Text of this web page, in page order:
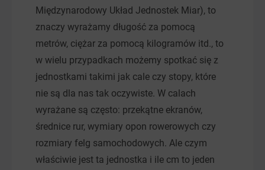
Międzynarodowy Układ Jednostek Miar), to
znaczy wyrażamy długość za pomocą
metrów, ciężar za pomocą kilogramów itd., to
w wielu przypadkach możemy spotkać się z
jednostkami takimi jak cale czy stopy, które
nie są dla nas tak oczywiste. W calach
wyrażane są często: przekątne ekranów,
średnice rur, wymiary opon rowerowych czy
rozmiary felg samochodowych. Ale czym
właściwie jest ta jednostka i ile cm to jeden